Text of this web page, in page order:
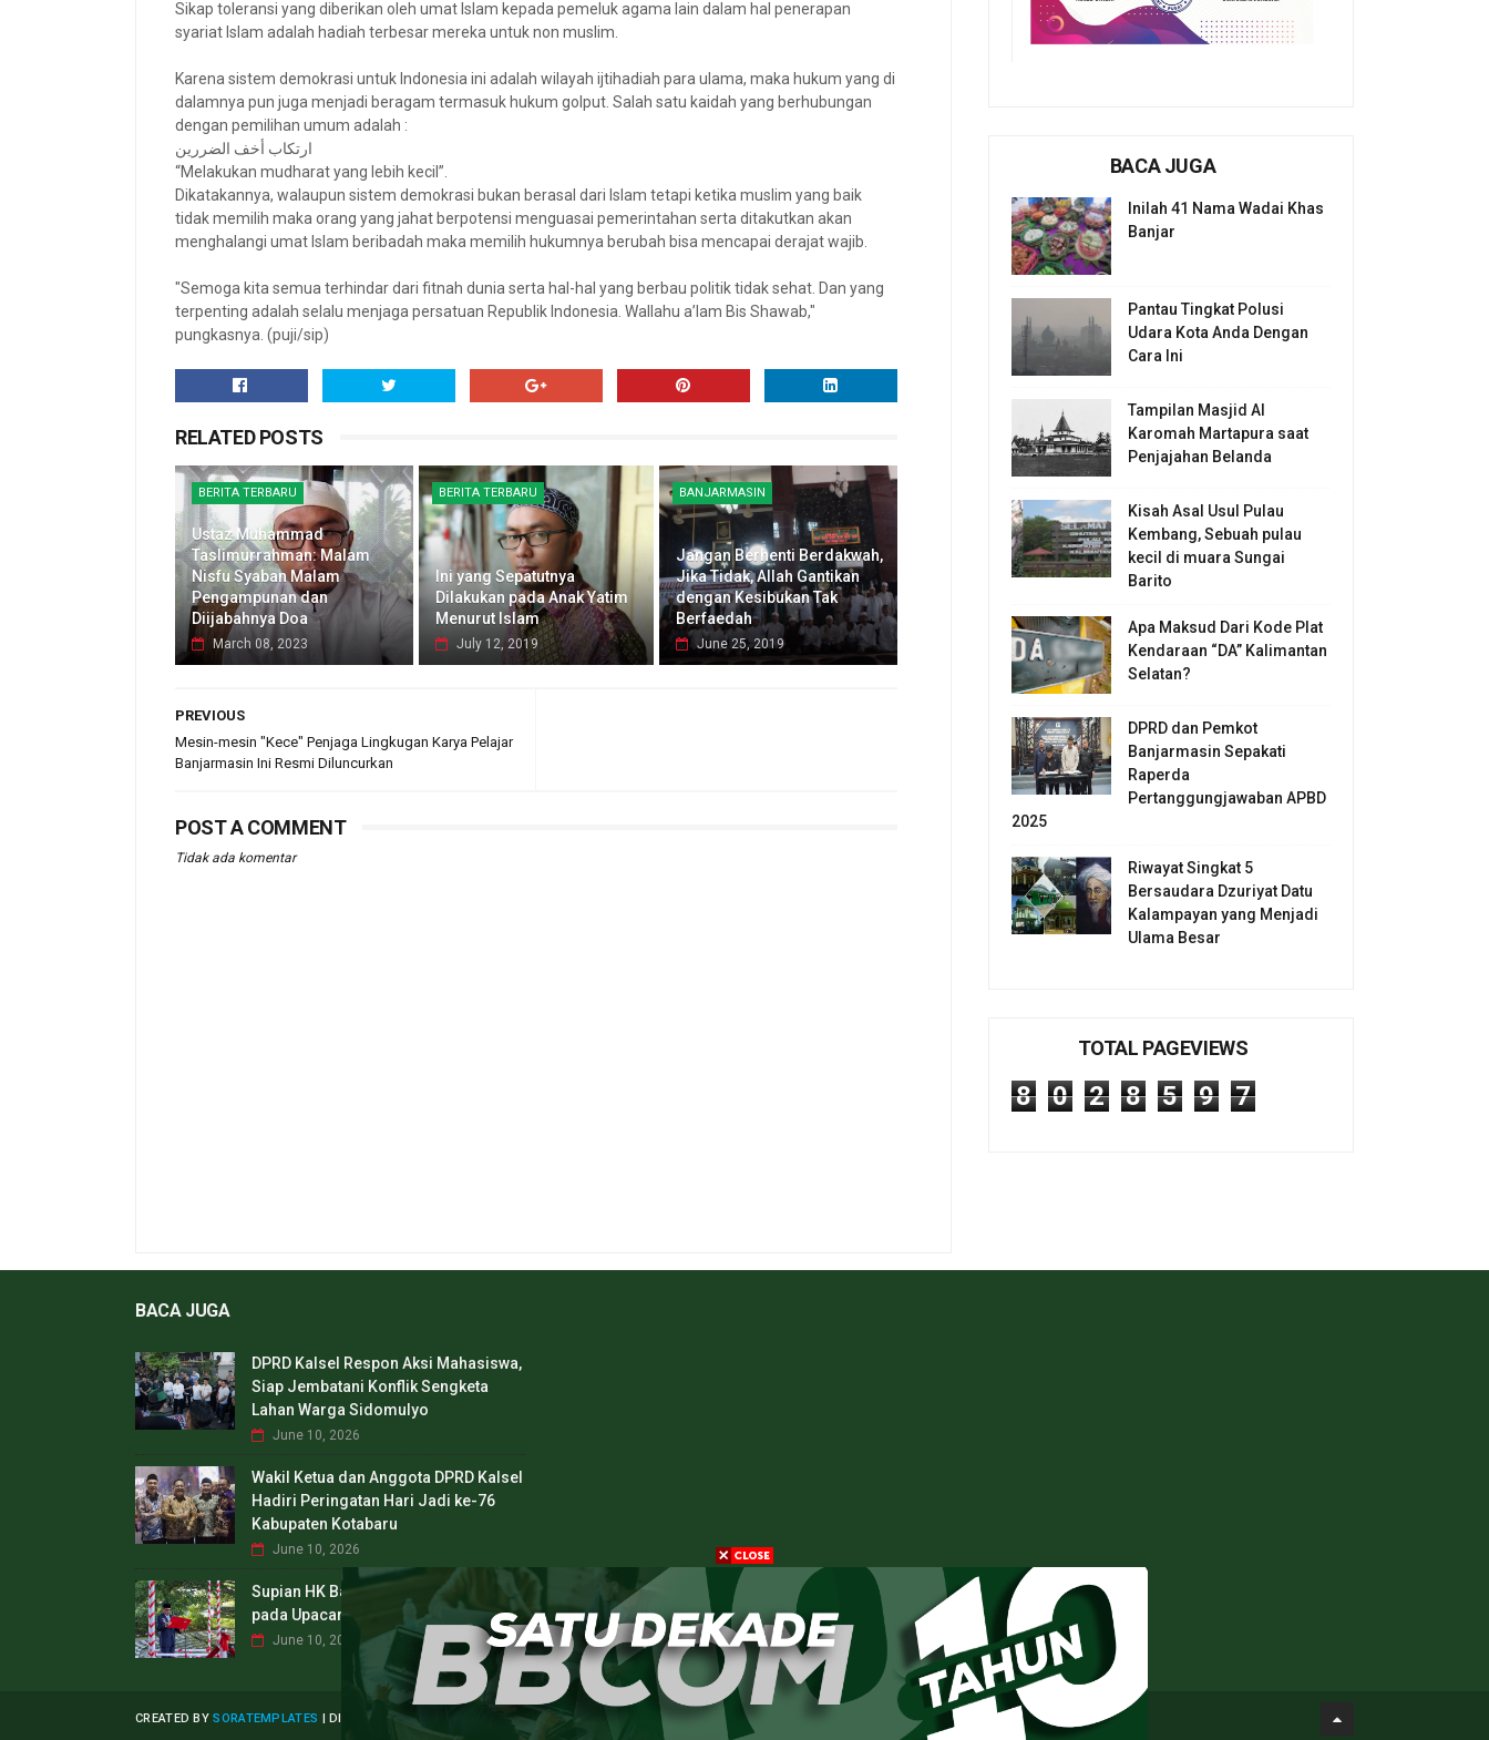
Sikap toleransi yang diberikan oleh umat Islam kepada pemeluk agama lain dalam hal penerapan
syariat Islam adalah hadiah terbesar mereka untuk non muslim.
Karena sistem demokrasi untuk Indonesia ini adalah wilayah ijtihadiah para ulama, maka hukum yang di
dalamnya pun juga menjadi beragam termasuk hukum golput. Salah satu kaidah yang berhubungan
dengan pemilihan umum adalah :
ارتكاب أخف الضررين
“Melakukan mudharat yang lebih kecil”.
Dikatakannya, walaupun sistem demokrasi bukan berasal dari Islam tetapi ketika muslim yang baik
tidak memilih maka orang yang jahat berpotensi menguasai pemerintahan serta ditakutkan akan
menghalangi umat Islam beribadah maka memilih hukumnya berubah bisa mencapai derajat wajib.
"Semoga kita semua terhindar dari fitnah dunia serta hal-hal yang berbau politik tidak sehat. Dan yang
terpenting adalah selalu menjaga persatuan Republik Indonesia. Wallahu a’lam Bis Shawab,"
pungkasnya. (puji/sip)
RELATED POSTS
BERITA TERBARU
Ustaz Muhammad
Taslimurrahman: Malam
Nisfu Syaban Malam
Pengampunan dan
Diijabahnya Doa
March 08, 2023
BERITA TERBARU
Ini yang Sepatutnya
Dilakukan pada Anak Yatim
Menurut Islam
July 12, 2019
BANJARMASIN
Jangan Berhenti Berdakwah,
Jika Tidak, Allah Gantikan
dengan Kesibukan Tak
Berfaedah
June 25, 2019
PREVIOUS
Mesin-mesin "Kece" Penjaga Lingkugan Karya Pelajar
Banjarmasin Ini Resmi Diluncurkan
POST A COMMENT
Tidak ada komentar
BACA JUGA
Inilah 41 Nama Wadai Khas
Banjar
Pantau Tingkat Polusi
Udara Kota Anda Dengan
Cara Ini
Tampilan Masjid Al
Karomah Martapura saat
Penjajahan Belanda
Kisah Asal Usul Pulau
Kembang, Sebuah pulau
kecil di muara Sungai
Barito
Apa Maksud Dari Kode Plat
Kendaraan “DA” Kalimantan
Selatan?
DPRD dan Pemkot
Banjarmasin Sepakati
Raperda
Pertanggungjawaban APBD
2025
Riwayat Singkat 5
Bersaudara Dzuriyat Datu
Kalampayan yang Menjadi
Ulama Besar
TOTAL PAGEVIEWS
8 0 2 8 5 9 7
BACA JUGA
DPRD Kalsel Respon Aksi Mahasiswa,
Siap Jembatani Konflik Sengketa
Lahan Warga Sidomulyo
June 10, 2026
Wakil Ketua dan Anggota DPRD Kalsel
Hadiri Peringatan Hari Jadi ke-76
Kabupaten Kotabaru
June 10, 2026
Supian HK Bacakan Teks UUD 1945
pada Upacara Hari Lahir Pancasila
June 10, 2026
CREATED BYSORATEMPLATES | DISTRIBUTED BY